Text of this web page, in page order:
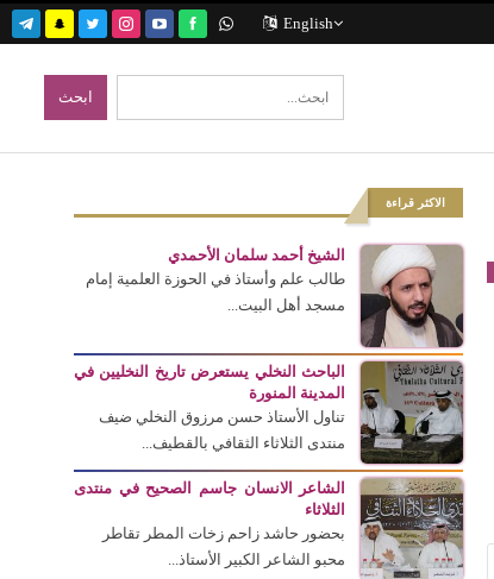
English
الاكثر قراءة
الشيخ أحمد سلمان الأحمدي
طالب علم وأستاذ في الحوزة العلمية إمام
مسجد أهل البيت...
الباحث النخلي يستعرض تاريخ النخليين في
المدينة المنورة
تناول الأستاذ حسن مرزوق النخلي ضيف
منتدى الثلاثاء الثقافي بالقطيف...
الشاعر الانسان جاسم الصحيح في منتدى
الثلاثاء
بحضور حاشد زاحم زخات المطر تقاطر
محبو الشاعر الكبير الأستاذ...